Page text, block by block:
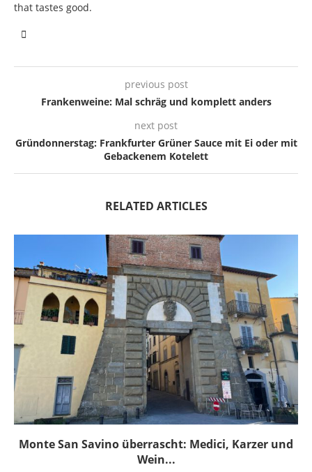
that tastes good.
previous post
Frankenweine: Mal schräg und komplett anders
next post
Gründonnerstag: Frankfurter Grüner Sauce mit Ei oder mit
Gebackenem Kotelett
RELATED ARTICLES
Monte San Savino überrascht: Medici, Karzer und
Wein...